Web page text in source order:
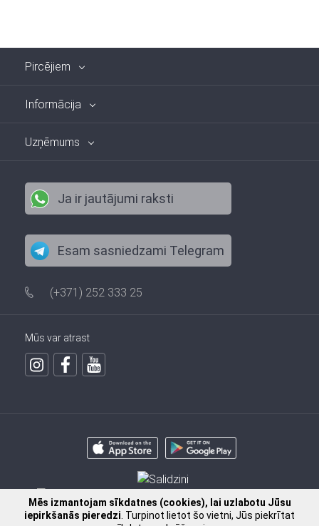
Mēs izmantojam sīkdatnes (cookies), lai uzlabotu Jūsu
iepirkšanās pieredzi . Turpinot lietot šo vietni, Jūs piekrītat
Pircējiem
Informācija
Uzņēmums
Ja ir jautājumi raksti
Esam sasniedzami Telegram
(+371) 252 333 25
Mūs var atrast